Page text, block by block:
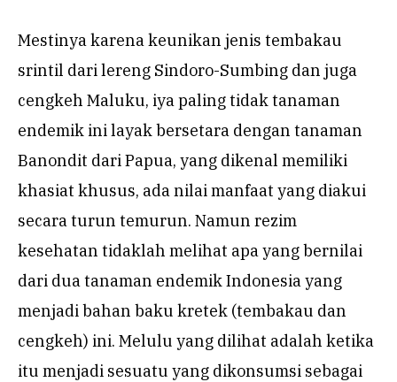
Mestinya karena keunikan jenis tembakau
srintil dari lereng Sindoro-Sumbing dan juga
cengkeh Maluku, iya paling tidak tanaman
endemik ini layak bersetara dengan tanaman
Banondit dari Papua, yang dikenal memiliki
khasiat khusus, ada nilai manfaat yang diakui
secara turun temurun. Namun rezim
kesehatan tidaklah melihat apa yang bernilai
dari dua tanaman endemik Indonesia yang
menjadi bahan baku kretek (tembakau dan
cengkeh) ini. Melulu yang dilihat adalah ketika
itu menjadi sesuatu yang dikonsumsi sebagai